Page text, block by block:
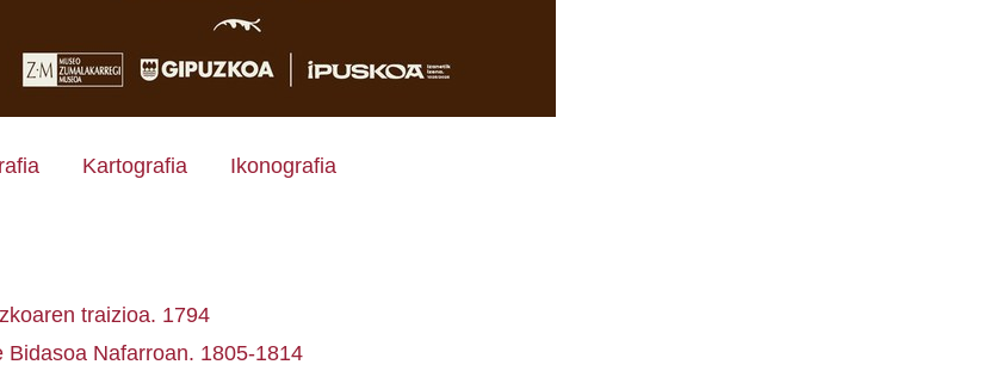
Kartografia Ikonografia
traizioa. 1794
Bidasoa Nafarroan. 1805-1814